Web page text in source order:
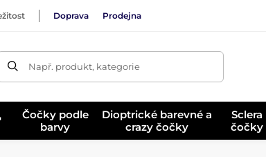
Doprava Prodejna
Např. produkt, kategorie
Čočky podle
barvy
Dioptrické barevné a
crazy čočky
Sclera
čočky